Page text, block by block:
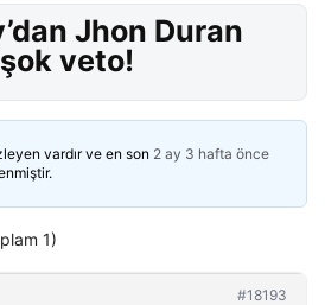
Jhon Duran
veto!
vardır ve en son 2 ay 3 hafta önce
1)
#18193